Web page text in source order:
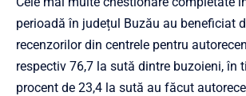
perioadă în județul Buzău au beneficiat
recenzorilor din centrele pentru
respectiv 76,7 la sută dintre buzoieni, în
procent de 23,4 la sută au făcut